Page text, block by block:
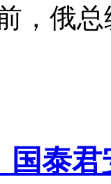
，俄
国泰